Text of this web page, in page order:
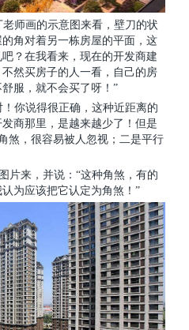
师画的示意图来看，壁刀的状
角对着另一栋房屋的平面，这
？在我看来，现在的开发商建
然买房子的人一看，自己的房
服，就不会买了呀！”
你说得很正确，这种近距离的
商那里，是越来越少了！但是
煞，很容易被人忽视；二是平行
片来，并说：“这种角煞，有的
为应该把它认定为角煞！”